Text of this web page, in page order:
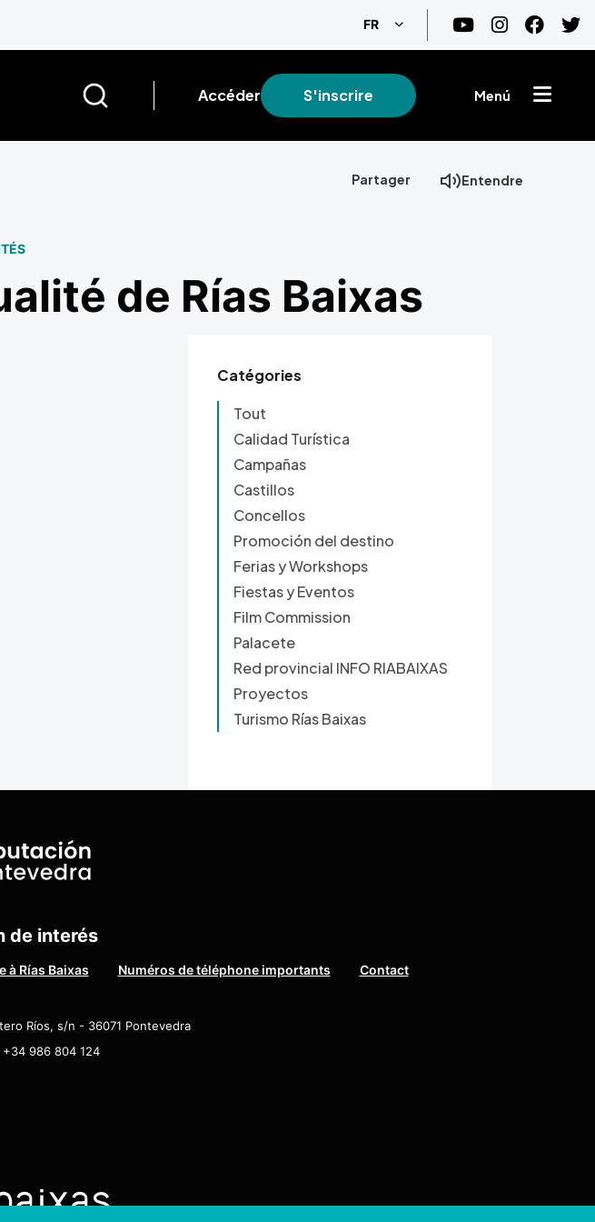
FR Lister les actions
Accéder S'inscrire Menú
Partager Entendre
de Rías Baixas
Catégories
Tout
Calidad Turística
Campañas
Castillos
Concellos
Promoción del destino
Ferias y Workshops
Fiestas y Eventos
Film Commission
Palacete
Red provincial INFO RIABAIXAS
Proyectos
Turismo Rías Baixas
de interés
à Rías Baixas Numéros de téléphone importants Contact
Ríos, s/n - 36071 Pontevedra
986 804 124